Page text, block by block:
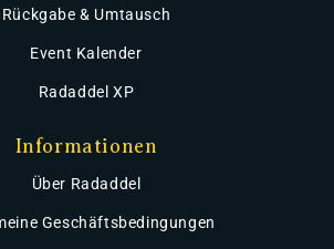
Rückgabe & Umtausch
Event Kalender
Radaddel XP
Informationen
Über Radaddel
Geschäftsbedingungen